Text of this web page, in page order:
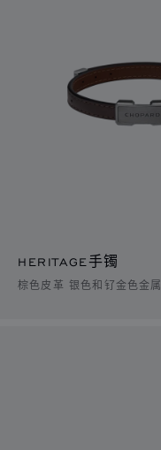
HERITAGE手镯
棕色皮革 银色和钌金色金属